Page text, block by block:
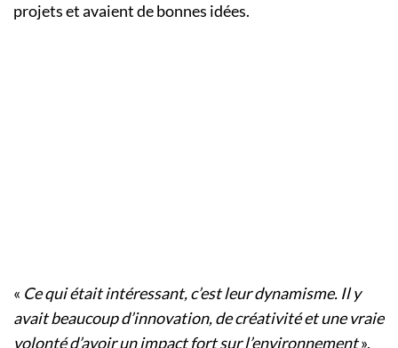
projets et avaient de bonnes idées.
« Ce qui était intéressant, c’est leur dynamisme. Il y
avait beaucoup d’innovation, de créativité et une vraie
volonté d’avoir un impact fort sur l’environnement»,